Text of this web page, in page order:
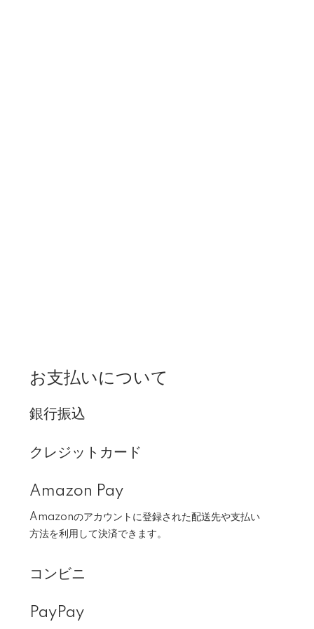
お支払いについて
銀行振込
クレジットカード
Amazon Pay
Amazonのアカウントに登録された配送先や支払い
方法を利用して決済できます。
コンビニ
PayPay